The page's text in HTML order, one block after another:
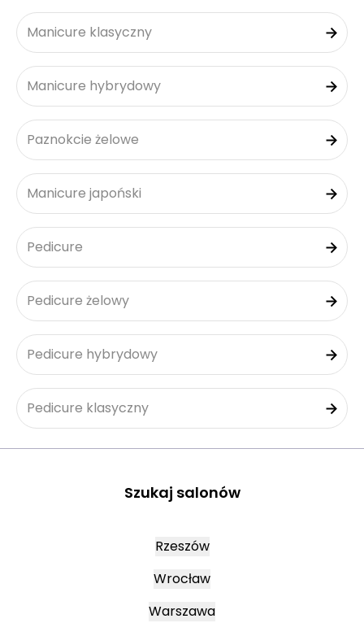
Manicure klasyczny
Manicure hybrydowy
Paznokcie żelowe
Manicure japoński
Pedicure
Pedicure żelowy
Pedicure hybrydowy
Pedicure klasyczny
Szukaj salonów
Rzeszów
Wrocław
Warszawa